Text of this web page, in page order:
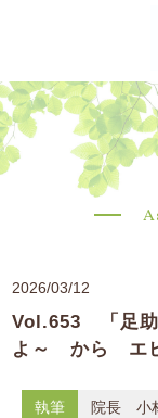
2026/03/12
Vol.653 「足助
よ～ から エピ
執筆 院長 小